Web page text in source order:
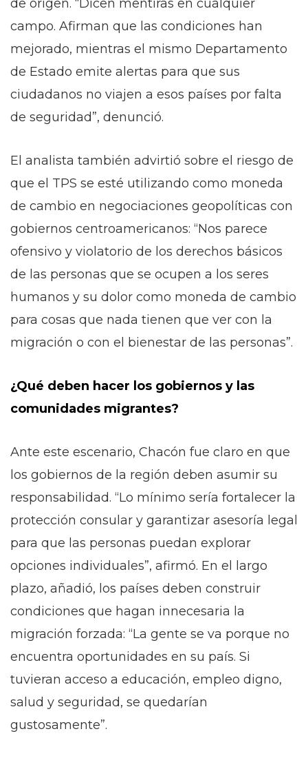
de origen. “Dicen mentiras en cualquier
campo. Afirman que las condiciones han
mejorado, mientras el mismo Departamento
de Estado emite alertas para que sus
ciudadanos no viajen a esos países por falta
de seguridad”, denunció.
El analista también advirtió sobre el riesgo de
que el TPS se esté utilizando como moneda
de cambio en negociaciones geopolíticas con
gobiernos centroamericanos: “Nos parece
ofensivo y violatorio de los derechos básicos
de las personas que se ocupen a los seres
humanos y su dolor como moneda de cambio
para cosas que nada tienen que ver con la
migración o con el bienestar de las personas”.
¿Qué deben hacer los gobiernos y las
comunidades migrantes?
Ante este escenario, Chacón fue claro en que
los gobiernos de la región deben asumir su
responsabilidad. “Lo mínimo sería fortalecer la
protección consular y garantizar asesoría legal
para que las personas puedan explorar
opciones individuales”, afirmó. En el largo
plazo, añadió, los países deben construir
condiciones que hagan innecesaria la
migración forzada: “La gente se va porque no
encuentra oportunidades en su país. Si
tuvieran acceso a educación, empleo digno,
salud y seguridad, se quedarían
gustosamente”.